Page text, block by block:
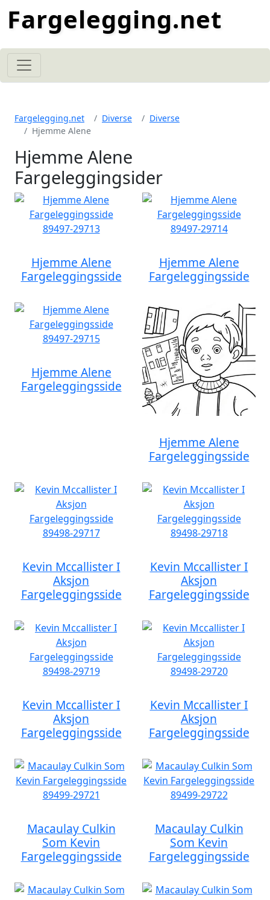
Fargelegging.net
Fargelegging.net Diverse
Diverse
Hjemme Alene
Hjemme Alene
Fargeleggingsider
Hjemme Alene
Fargeleggingsside
Hjemme Alene
Fargeleggingsside
Hjemme Alene
Fargeleggingsside
Hjemme Alene
Fargeleggingsside
Kevin Mccallister I
Aksjon
Fargeleggingsside
Kevin Mccallister I
Aksjon
Fargeleggingsside
Kevin Mccallister I
Aksjon
Fargeleggingsside
Kevin Mccallister I
Aksjon
Fargeleggingsside
Macaulay Culkin
Som Kevin
Fargeleggingsside
Macaulay Culkin
Som Kevin
Fargeleggingsside